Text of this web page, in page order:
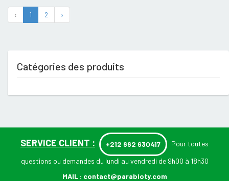
‹ 1 2 ›
Catégories des produits
SERVICE CLIENT : +212 662 630417 Pour toutes
questions ou demandes du lundi au vendredi de 9h00 à 18h30
MAIL : contact@parabioty.com